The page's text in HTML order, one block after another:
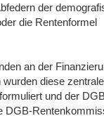
der
die Rentenformel
an der
diese
und der
DGB-